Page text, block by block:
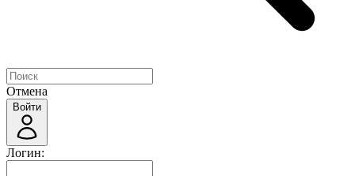
Отмена
Войти
Логин: